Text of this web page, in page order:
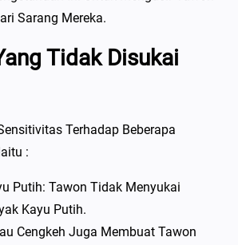
Sarang Mereka.
Tidak Disukai
Terhadap Beberapa
:
Putih: Tawon Tidak Menyukai
Kayu Putih.
Cengkeh Juga Membuat Tawon